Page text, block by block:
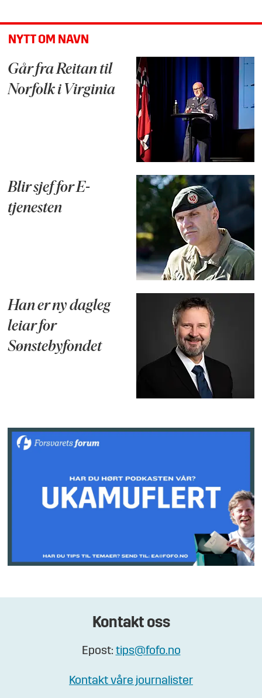
NYTT OM NAVN
Går fra Reitan til
Norfolk i Virginia
Blir sjef for E-
tjenesten
Han er ny dagleg
leiar for
Sønstebyfondet
Kontakt oss
Epost: tips@fofo.no
Kontakt våre journalister